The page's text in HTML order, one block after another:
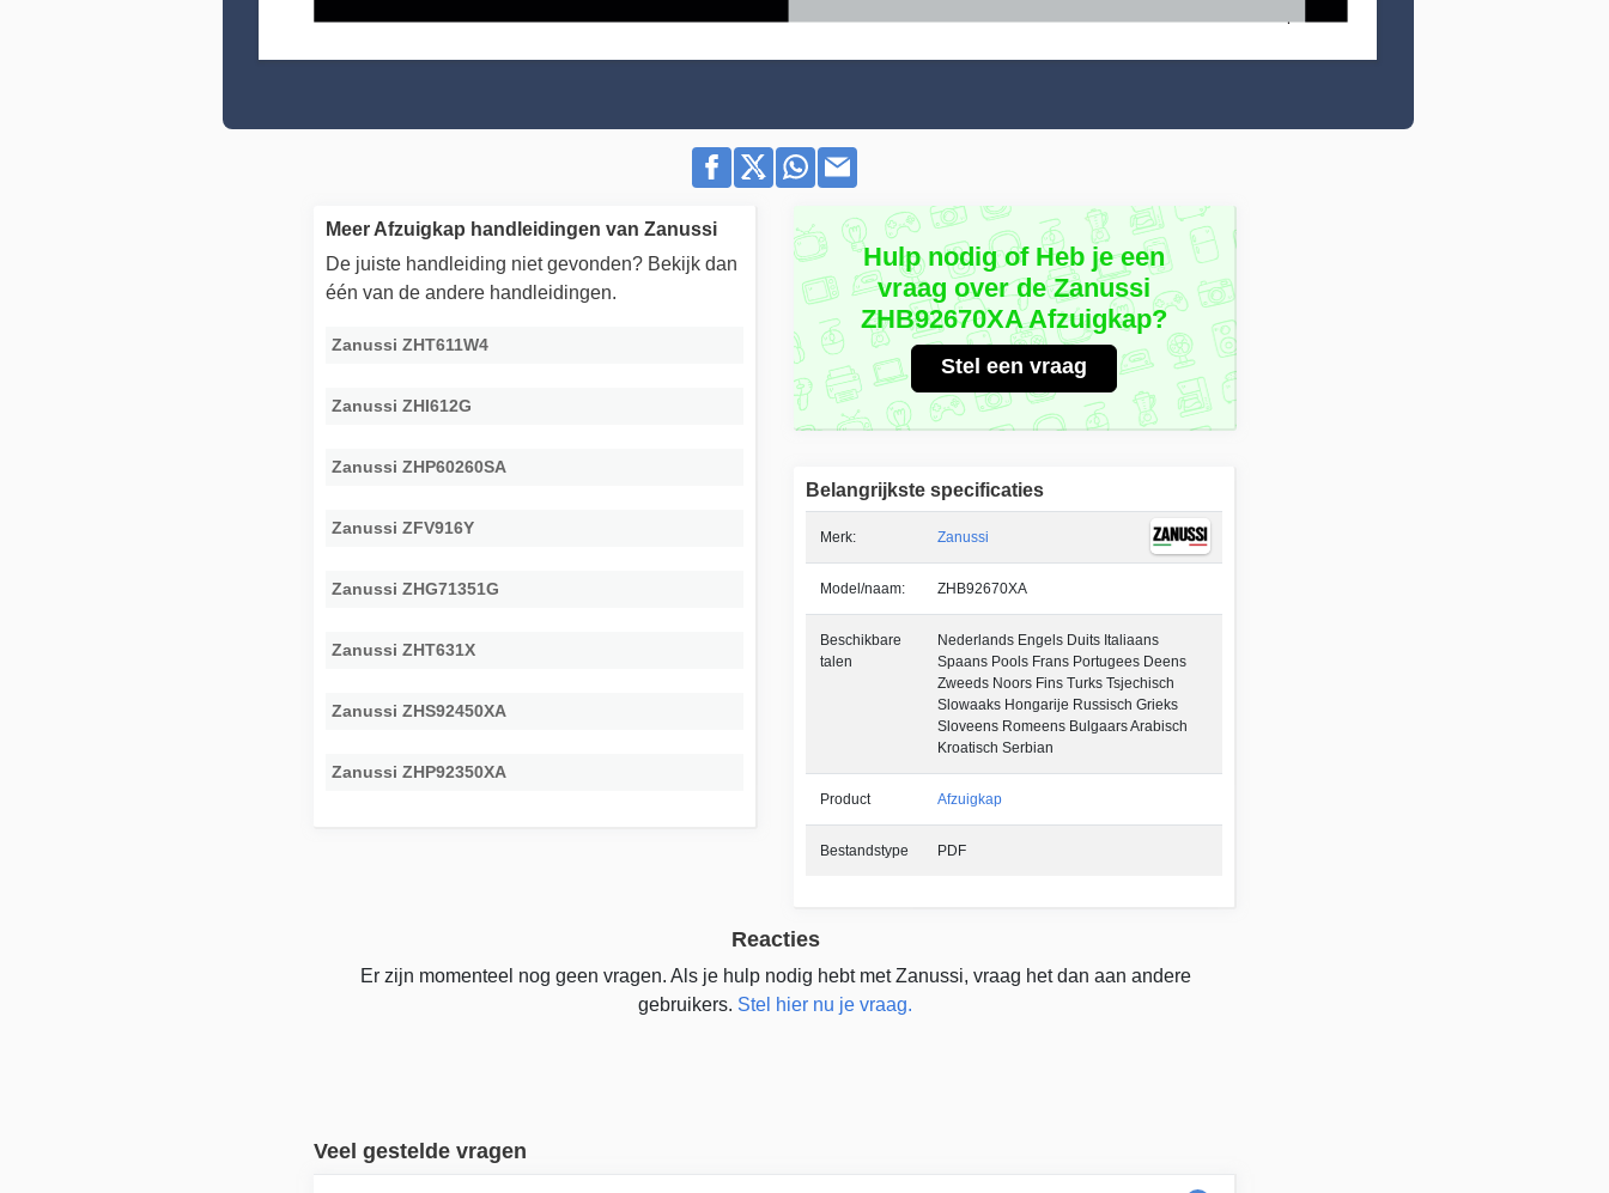
Hulp nodig of Heb je een
vraag over de Zanussi
ZHB92670XA Afzuigkap?
Stel een vraag
Belangrijkste specificaties
Merk: Zanussi
Model/naam: ZHB92670XA
Beschikbare
talen
Nederlands Engels Duits Italiaans
Spaans Pools Frans Portugees Deens
Zweeds Noors Fins Turks Tsjechisch
Slowaaks Hongarije Russisch Grieks
Sloveens Romeens Bulgaars Arabisch
Kroatisch Serbian
Product Afzuigkap
Bestandstype PDF
Meer Afzuigkap handleidingen van Zanussi
De juiste handleiding niet gevonden? Bekijk dan
één van de andere handleidingen.
Zanussi ZHT611W4
Zanussi ZHI612G
Zanussi ZHP60260SA
Zanussi ZFV916Y
Zanussi ZHG71351G
Zanussi ZHT631X
Zanussi ZHS92450XA
Zanussi ZHP92350XA
Reacties
Er zijn momenteel nog geen vragen. Als je hulp nodig hebt met Zanussi, vraag het dan aan andere
gebruikers. Stel hier nu je vraag.
Veel gestelde vragen